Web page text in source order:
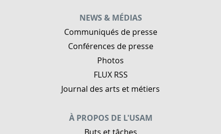
NEWS & MÉDIAS
Communiqués de presse
Conférences de presse
Photos
FLUX RSS
Journal des arts et métiers
À PROPOS DE L'USAM